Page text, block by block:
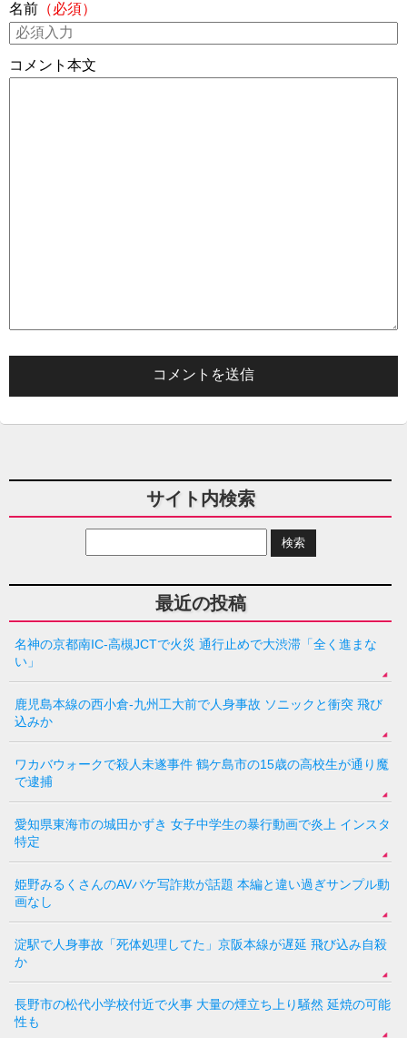
名前 （必須）
コメント本文
サイト内検索
最近の投稿
名神の京都南IC-高槻JCTで火災 通行止めで大渋滞「全く進まな
い」
鹿児島本線の西小倉-九州工大前で人身事故 ソニックと衝突 飛び
込みか
ワカバウォークで殺人未遂事件 鶴ケ島市の15歳の高校生が通り魔
で逮捕
愛知県東海市の城田かずき 女子中学生の暴行動画で炎上 インスタ
特定
姫野みるくさんのAVパケ写詐欺が話題 本編と違い過ぎサンプル動
画なし
淀駅で人身事故「死体処理してた」京阪本線が遅延 飛び込み自殺
か
長野市の松代小学校付近で火事 大量の煙立ち上り騒然 延焼の可能
性も